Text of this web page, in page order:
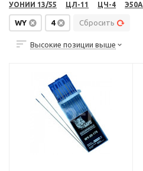
УОНИИ 13/55
ЦЛ-11 ЦЧ-4 Э50А
WY 4 Сбросить
Высокие позиции выше